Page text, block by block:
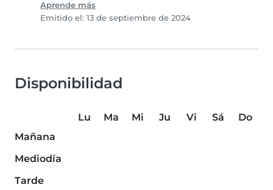
Aprende más
Emitido el: 13 de septiembre de 2024
Disponibilidad
Lu Ma Mi Ju Vi Sá
Do
Mañana
Mediodía
Tarde